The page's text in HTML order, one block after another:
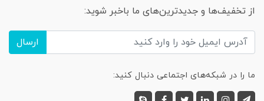
از تخفیف‌ها و جدیدترین‌های ما باخبر شوید:
ارسال
ما را در شبکه‌های اجتماعی دنبال کنید: